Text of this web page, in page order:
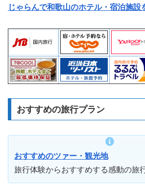
じゃらんで和歌山のホテル・宿泊施設
おすすめの旅行プラン
おすすめのツァー・観光地
旅行体験からおすすめする感動の旅